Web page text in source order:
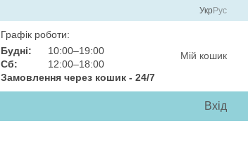
Укр Рус
Графік роботи:
Будні:
10:00–19:00
Сб:
12:00–18:00
Замовлення через кошик - 24/7
Мій кошик
Вхід